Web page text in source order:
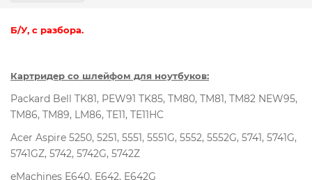
Б/У, с разбора.
Картридер со шлейфом для ноутбуков:
Packard Bell TK81, PEW91 TK85, TM80, TM81, TM82 NEW95,
TM86, TM89, LM86, TE11, TE11HC
Acer Aspire 5250, 5251, 5551, 5551G, 5552, 5552G, 5741, 5741G,
5741GZ, 5742, 5742G, 5742Z
eMachines E640, E642, E642G